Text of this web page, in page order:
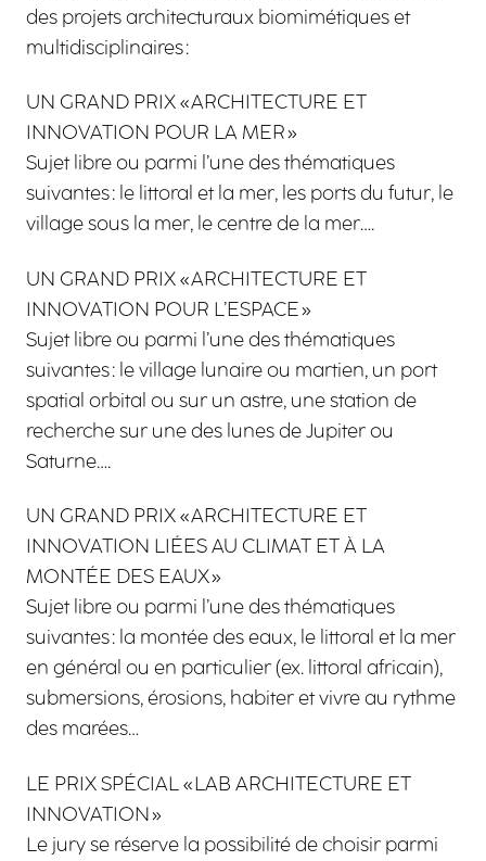
des projets architecturaux biomimétiques et
multidisciplinaires :
UN GRAND PRIX « ARCHITECTURE ET
INNOVATION POUR LA MER »
Sujet libre ou parmi l’une des thématiques
suivantes : le littoral et la mer, les ports du futur, le
village sous la mer, le centre de la mer….
UN GRAND PRIX « ARCHITECTURE ET
INNOVATION POUR L’ESPACE »
Sujet libre ou parmi l’une des thématiques
suivantes : le village lunaire ou martien, un port
spatial orbital ou sur un astre, une station de
recherche sur une des lunes de Jupiter ou
Saturne….
UN GRAND PRIX « ARCHITECTURE ET
INNOVATION LIÉES AU CLIMAT ET À LA
MONTÉE DES EAUX »
Sujet libre ou parmi l’une des thématiques
suivantes : la montée des eaux, le littoral et la mer
en général ou en particulier (ex. littoral africain),
submersions, érosions, habiter et vivre au rythme
des marées…
LE PRIX SPÉCIAL « LAB ARCHITECTURE ET
INNOVATION »
Le jury se réserve la possibilité de choisir parmi